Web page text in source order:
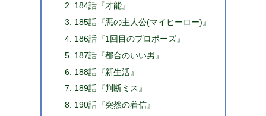
184話『才能』
185話『悪の主人公(マイヒーロー)』
186話『1回目のプロポーズ』
187話『都合のいい男』
188話『新生活』
189話『判断ミス』
190話『突然の着信』